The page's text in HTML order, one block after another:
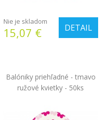
DETAIL
Nie je skladom
15,07 €
Balóniky priehľadné - tmavo
ružové kvietky - 50ks